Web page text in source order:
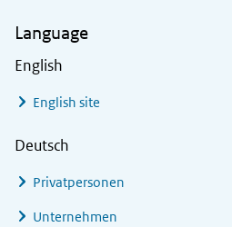
Language
English
English site
Deutsch
Privatpersonen
Unternehmen